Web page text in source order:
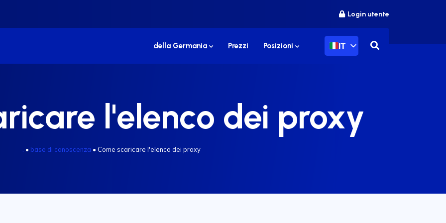
Login utente
della Germania Prezzi Posizioni IT
l'elenco dei proxy
• base di conoscenza • Come scaricare l'elenco dei proxy